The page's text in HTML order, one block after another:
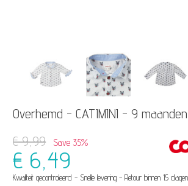
Overhemd - CATIMINI - 9 maanden
€ 9,99 Save 35%
€ 6,49
Kwaliteit gecontroleerd - Snelle levering - Retour binnen 15 dagen